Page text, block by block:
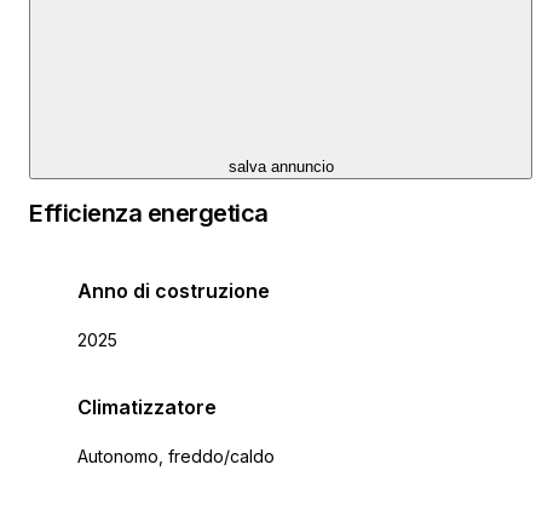
salva annuncio
Efficienza energetica
Anno di costruzione
2025
Climatizzatore
Autonomo, freddo/caldo